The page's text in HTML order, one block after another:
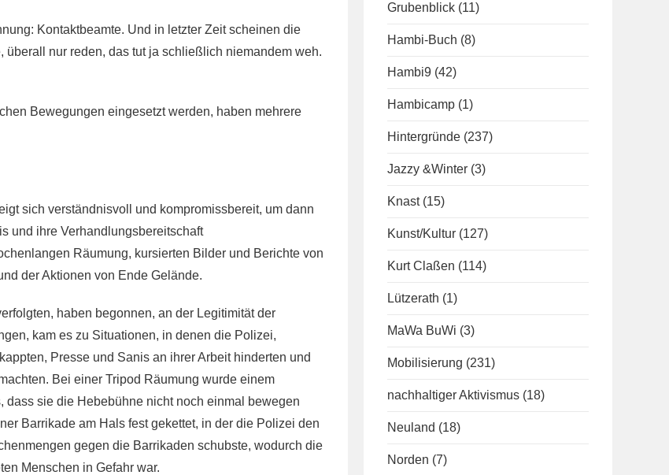
Kontaktbeamte. Und in letzter Zeit scheinen die
nur reden, das tut ja schließlich niemandem weh.
Bewegungen eingesetzt werden, haben mehrere
sich verständnisvoll und kompromissbereit, um dann
und ihre Verhandlungsbereitschaft
Räumung, kursierten Bilder und Berichte von
der Aktionen von Ende Gelände.
haben begonnen, an der Legitimität der
kam es zu Situationen, in denen die Polizei,
Presse und Sanis an ihrer Arbeit hinderten und
Bei einer Tripod Räumung wurde einem
dass sie die Hebebühne nicht noch einmal bewegen
Barrikade am Hals fest gekettet, in der die Polizei den
gegen die Barrikaden schubste, wodurch die
Menschen in Gefahr war.
Grubenblick (11)
Hambi-Buch (8)
Hambi9 (42)
Hambicamp (1)
Hintergründe (237)
Jazzy &Winter (3)
Knast (15)
Kunst/Kultur (127)
Kurt Claßen (114)
Lützerath (1)
MaWa BuWi (3)
Mobilisierung (231)
nachhaltiger Aktivismus (18)
Neuland (18)
Norden (7)